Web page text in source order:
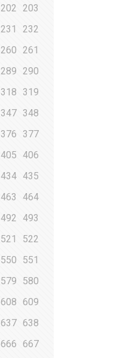
202
203
231
232
260
261
289
290
318
319
347 348
376
377
405
406
434 435
463
464
492
493
521
522
550
551
579
580
608
609
637 638
666
667